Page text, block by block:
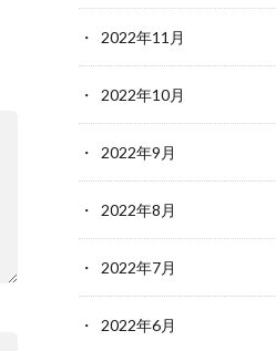
2022年11月
2022年10月
2022年9月
2022年8月
2022年7月
2022年6月